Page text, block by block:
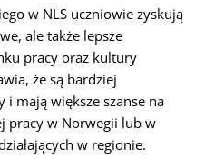
w NLS uczniowie zyskują
ale także lepsze
pracy oraz kultury
że są bardziej
mają większe szanse na
pracy w Norwegii lub w
w regionie.